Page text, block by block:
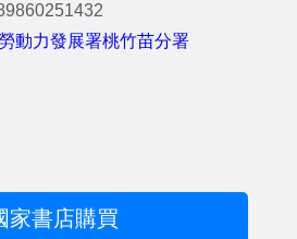
動力發展署桃竹苗分署
家書店購買